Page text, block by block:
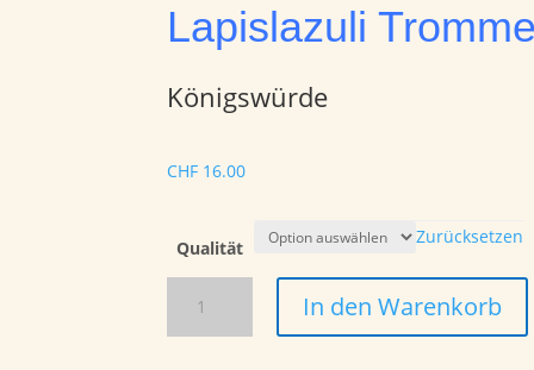
Lapislazuli
Königswürde
CHF 16.00
Qualität
Zurücksetzen
Trommelstein
Menge
In den Warenkorb